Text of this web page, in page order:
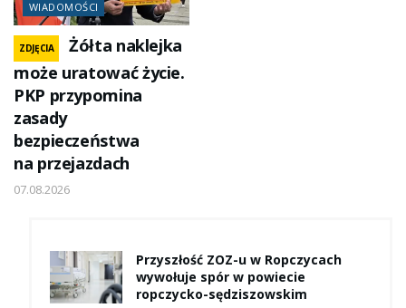
WIADOMOŚCI
ZDJĘCIA
Żółta naklejka
może uratować życie.
PKP przypomina
zasady
bezpieczeństwa
na przejazdach
07.08.2026
Przyszłość ZOZ-u w Ropczycach
wywołuje spór w powiecie
ropczycko-sędziszowskim